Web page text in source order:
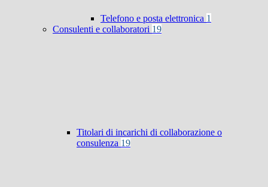
Telefono e posta elettronica 1
Consulenti e collaboratori 19
Titolari di incarichi di collaborazione o
consulenza 19